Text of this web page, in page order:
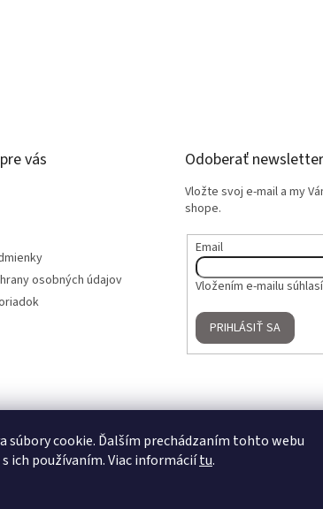
súbory cookie. Ďalším prechádzaním tohto webu
ich používaním. Viac informáciítu.
vás
osobných údajov
Odoberať newsletter
Vložte svoj e-mail a my
shope.
Email
Vložením e-mailu
PRIHLÁSIŤ SA